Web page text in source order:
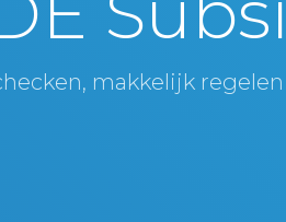
makkelijk regelen